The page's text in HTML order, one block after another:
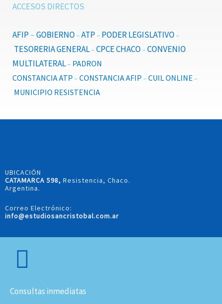
ACCESOS DIRECTOS
AFIP–GOBIERNO – ATP– PODER LEGISLATIVO –
TESORERIA GENERAL– CPCE CHACO – CONVENIO
MULTILATERAL– PADRON
CONSTANCIA ATP – CONSTANCIA AFIP – CUIL ONLINE –
MUNICIPIO RESISTENCIA
UBICACIÓN
CATAMARCA 598, Resistencia, Chaco.
Argentina.
Correo Electrónico:
info@estudiosancristobal.com.ar
Consultas inmediatas